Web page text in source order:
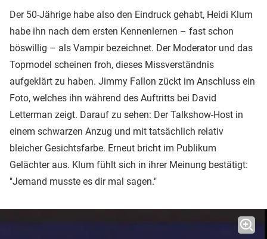
Der 50-Jährige habe also den Eindruck gehabt, Heidi Klum
habe ihn nach dem ersten Kennenlernen – fast schon
böswillig – als Vampir bezeichnet. Der Moderator und das
Topmodel scheinen froh, dieses Missverständnis
aufgeklärt zu haben. Jimmy Fallon zückt im Anschluss ein
Foto, welches ihn während des Auftritts bei David
Letterman zeigt. Darauf zu sehen: Der Talkshow-Host in
einem schwarzen Anzug und mit tatsächlich relativ
bleicher Gesichtsfarbe. Erneut bricht im Publikum
Gelächter aus. Klum fühlt sich in ihrer Meinung bestätigt:
"Jemand musste es dir mal sagen."